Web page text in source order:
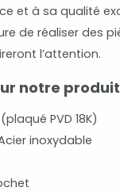
et à sa qualité
de réaliser des
l’attention.
notre produit
PVD 18K)
inoxydable